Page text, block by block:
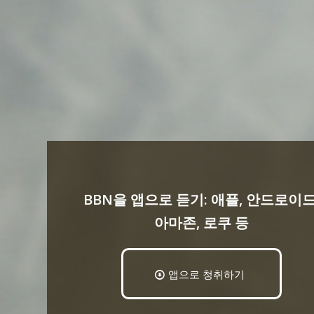
BBN을 앱으로 듣기: 애플, 안드로이
아마존, 로쿠 등
앱으로 청취하기